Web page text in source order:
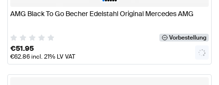
AMG Black To Go Becher Edelstahl Original Mercedes AMG
Vorbestellung
€51.95
€62.86incl. 21% LV VAT